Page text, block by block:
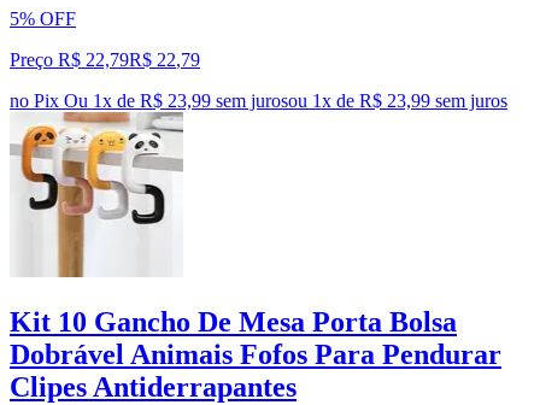
5% OFF
Preço R$ 22,79R$ 22,79
no Pix Ou 1x de R$ 23,99 sem jurosou 1x de R$ 23,99 sem juros
Kit 10 Gancho De Mesa Porta Bolsa
Dobrável Animais Fofos Para Pendurar
Clipes Antiderrapantes